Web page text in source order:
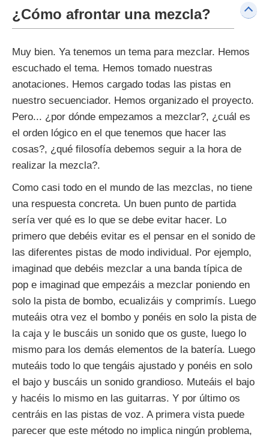
¿Cómo afrontar una mezcla?
Muy bien. Ya tenemos un tema para mezclar. Hemos
escuchado el tema. Hemos tomado nuestras
anotaciones. Hemos cargado todas las pistas en
nuestro secuenciador. Hemos organizado el proyecto.
Pero... ¿por dónde empezamos a mezclar?, ¿cuál es
el orden lógico en el que tenemos que hacer las
cosas?, ¿qué filosofía debemos seguir a la hora de
realizar la mezcla?.
Como casi todo en el mundo de las mezclas, no tiene
una respuesta concreta. Un buen punto de partida
sería ver qué es lo que se debe evitar hacer. Lo
primero que debéis evitar es el pensar en el sonido de
las diferentes pistas de modo individual. Por ejemplo,
imaginad que debéis mezclar a una banda típica de
pop e imaginad que empezáis a mezclar poniendo en
solo la pista de bombo, ecualizáis y comprimís. Luego
muteáis otra vez el bombo y ponéis en solo la pista de
la caja y le buscáis un sonido que os guste, luego lo
mismo para los demás elementos de la batería. Luego
muteáis todo lo que tengáis ajustado y ponéis en solo
el bajo y buscáis un sonido grandioso. Muteáis el bajo
y hacéis lo mismo en las guitarras. Y por último os
centráis en las pistas de voz. A primera vista puede
parecer que este método no implica ningún problema,